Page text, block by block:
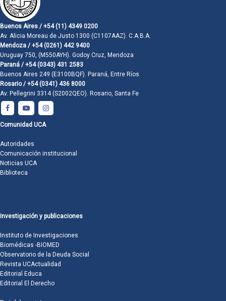
Buenos Aires / +54 (11) 4349 0200
Av. Alicia Moreau de Justo 1300 (C1107AAZ). C.A.B.A.
Mendoza / +54 (0261) 442 9400
Uruguay 750, (M550AYH). Godoy Cruz, Mendoza
Paraná / +54 (0343) 431 2583
Buenos Aires 249 (E3100BQF). Paraná, Entre Ríos
Rosario / +54 (0341) 436 8000
Av. Pellegrini 3314 (S2002QEO). Rosario, Santa Fe
Comunidad UCA
Autoridades
Comunicación institucional
Noticias UCA
Biblioteca
Investigación y publicaciones
Instituto de Investigaciones
Biomédicas -BIOMED
Observatorio de la Deuda Social
Revista UCActualidad
Editorial Educa
Editorial El Derecho